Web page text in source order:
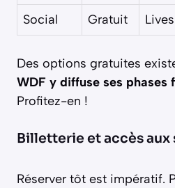
Social
Gratuit Lives
Des options gratuites
WDF y diffuse ses phases
Profitez-en !
Billetterie et accès aux
Réserver tôt est impératif.